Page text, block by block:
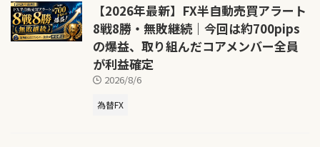
【2026年最新】FX半自動売買アラート
8戦8勝・無敗継続｜今回は約700pips
の爆益、取り組んだコアメンバー全員
が利益確定
2026/8/6
為替FX